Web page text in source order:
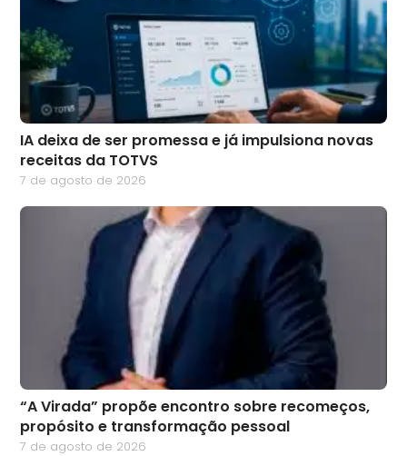
IA deixa de ser promessa e já impulsiona novas
receitas da TOTVS
7 de agosto de 2026
“A Virada” propõe encontro sobre recomeços,
propósito e transformação pessoal
7 de agosto de 2026